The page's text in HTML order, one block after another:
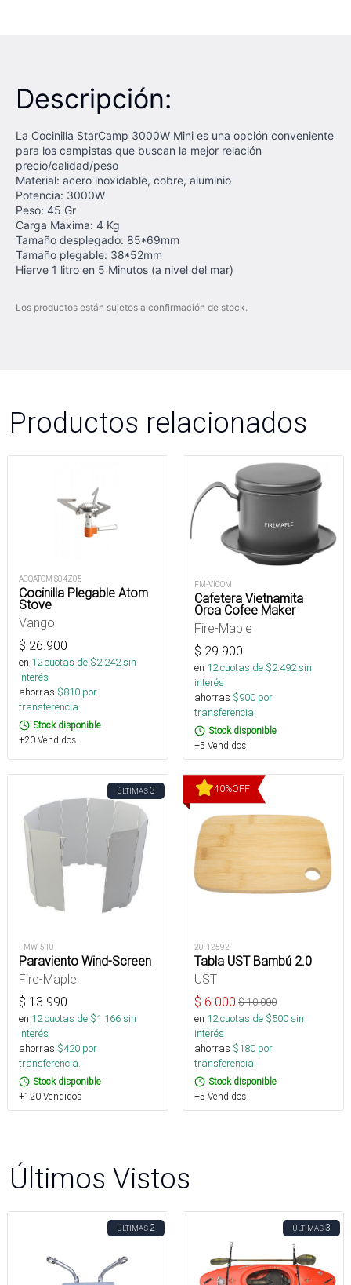
Descripción:
La Cocinilla StarCamp 3000W Mini es una opción conveniente
para los campistas que buscan la mejor relación
precio/calidad/peso
Material: acero inoxidable, cobre, aluminio
Potencia: 3000W
Peso: 45 Gr
Carga Máxima: 4 Kg
Tamaño desplegado: 85*69mm
Tamaño plegable: 38*52mm
Hierve 1 litro en 5 Minutos (a nivel del mar)
Los productos están sujetos a confirmación de stock.
Productos relacionados
ACQATOM S04Z05
Cocinilla Plegable Atom
Stove
Vango
$ 26.900
en 12cuotas de $2.242sin
interés
ahorras $810 por
transferencia.
Stock disponible
+20 Vendidos
FM-VICOM
Cafetera Vietnamita
Orca Cofee Maker
Fire-Maple
$ 29.900
en 12cuotas de $2.492sin
interés
ahorras $900 por
transferencia.
Stock disponible
+5 Vendidos
ÚLTIMAS3
FMW-510
Paraviento Wind-Screen
Fire-Maple
$ 13.990
en 12cuotas de $1.166sin
interés
ahorras $420 por
transferencia.
Stock disponible
+120 Vendidos
40%OFF
20-12592
Tabla UST Bambú 2.0
UST
$ 6.000 $10.000
en 12cuotas de $500sin
interés
ahorras $180 por
transferencia.
Stock disponible
+5 Vendidos
Últimos Vistos
ÚLTIMAS2 ÚLTIMAS3